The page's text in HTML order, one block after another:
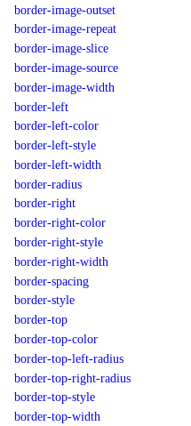
border-image-outset
border-image-repeat
border-image-slice
border-image-source
border-image-width
border-left
border-left-color
border-left-style
border-left-width
border-radius
border-right
border-right-color
border-right-style
border-right-width
border-spacing
border-style
border-top
border-top-color
border-top-left-radius
border-top-right-radius
border-top-style
border-top-width